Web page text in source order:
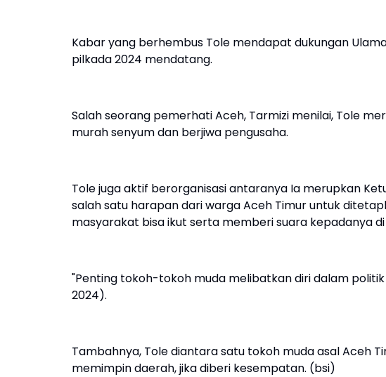
Kabar yang berhembus Tole mendapat dukungan
pilkada 2024 mendatang.
Salah seorang pemerhati Aceh, Tarmizi menilai, Tole
murah senyum dan berjiwa pengusaha.
Tole juga aktif berorganisasi antaranya Ia merupkan
salah satu harapan dari warga Aceh Timur untuk
masyarakat bisa ikut serta memberi suara kepadanya
"Penting tokoh-tokoh muda melibatkan diri dalam
2024).
Tambahnya, Tole diantara satu tokoh muda asal Aceh
memimpin daerah, jika diberi kesempatan. (bsi)